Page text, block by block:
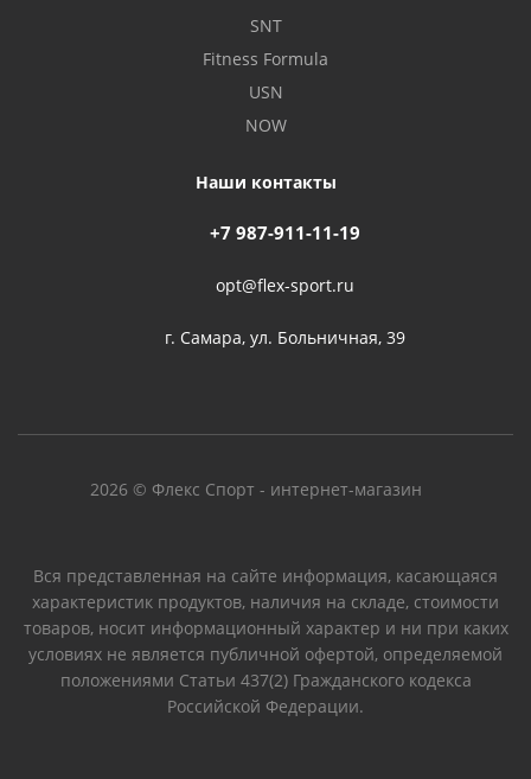
SNT
Fitness Formula
USN
NOW
Наши контакты
+7 987-911-11-19
opt@flex-sport.ru
г. Самара, ул. Больничная, 39
2026 © Флекс Спорт - интернет-магазин
Вся представленная на сайте информация, касающаяся
характеристик продуктов, наличия на складе, стоимости
товаров, носит информационный характер и ни при каких
условиях не является публичной офертой, определяемой
положениями Статьи 437(2) Гражданского кодекса
Российской Федерации.